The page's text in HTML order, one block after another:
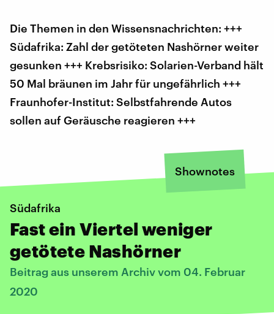
Die Themen in den Wissensnachrichten: +++
Südafrika: Zahl der getöteten Nashörner weiter
gesunken +++ Krebsrisiko: Solarien-Verband hält
50 Mal bräunen im Jahr für ungefährlich +++
Fraunhofer-Institut: Selbstfahrende Autos
sollen auf Geräusche reagieren +++
Shownotes
Südafrika
Fast ein Viertel weniger
getötete Nashörner
Beitrag aus unserem Archiv vom 04. Februar
2020